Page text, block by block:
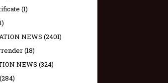
(1)
NEWS (2401)
(18)
NEWS (324)
(284)